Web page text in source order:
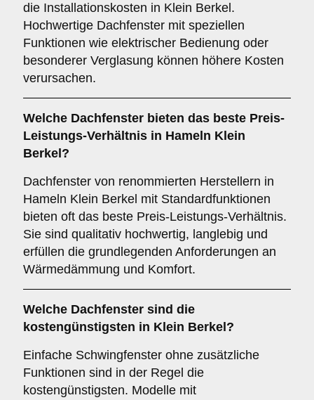
die Installationskosten in Klein Berkel.
Hochwertige Dachfenster mit speziellen
Funktionen wie elektrischer Bedienung oder
besonderer Verglasung können höhere Kosten
verursachen.
Welche Dachfenster bieten das beste Preis-
Leistungs-Verhältnis in Hameln Klein
Berkel?
Dachfenster von renommierten Herstellern in
Hameln Klein Berkel mit Standardfunktionen
bieten oft das beste Preis-Leistungs-Verhältnis.
Sie sind qualitativ hochwertig, langlebig und
erfüllen die grundlegenden Anforderungen an
Wärmedämmung und Komfort.
Welche Dachfenster sind die
kostengünstigsten in Klein Berkel?
Einfache Schwingfenster ohne zusätzliche
Funktionen sind in der Regel die
kostengünstigsten. Modelle mit